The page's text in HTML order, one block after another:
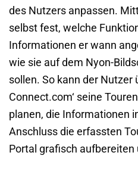
des Nutzers anpassen.
selbst fest, welche
Informationen er wann
wie sie auf dem Nyon-
sollen. So kann der Nutzer
Connect.com‘ seine
planen, die Informationen
Anschluss die erfassten
Portal grafisch